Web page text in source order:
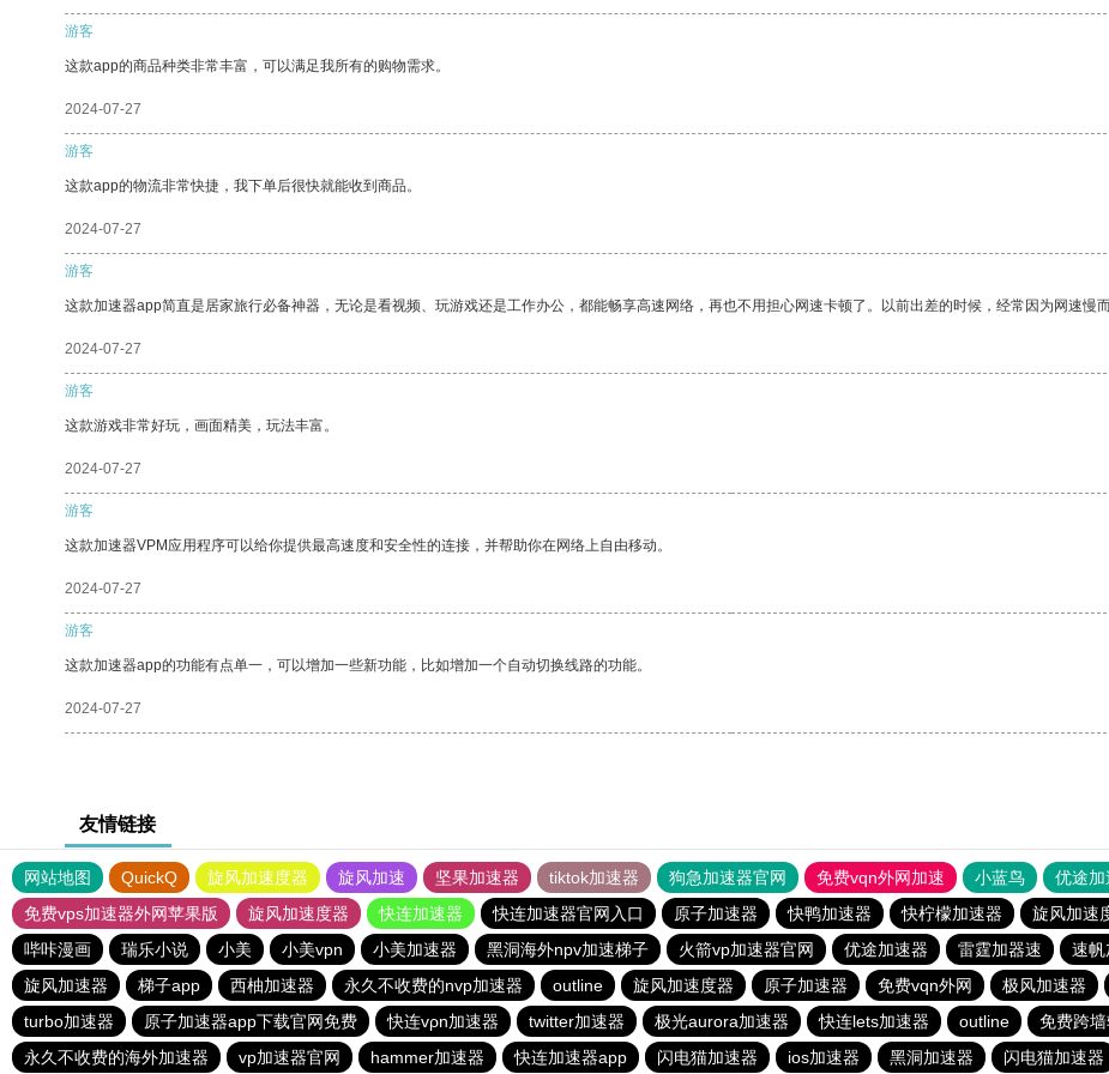
游客
这款app的商品种类非常丰富，可以满足我所有的购物需求。
2024-07-27
游客
这款app的物流非常快捷，我下单后很快就能收到商品。
2024-07-27
游客
这款加速器app简直是居家旅行必备神器，无论是看视频、玩游戏还是工作办公，都能畅享高速网络，再也不用担心网速卡顿了。以前出差的时候，经常因为网速慢
2024-07-27
游客
这款游戏非常好玩，画面精美，玩法丰富。
2024-07-27
游客
这款加速器VPM应用程序可以给你提供最高速度和安全性的连接，并帮助你在网络上自由移动。
2024-07-27
游客
这款加速器app的功能有点单一，可以增加一些新功能，比如增加一个自动切换线路的功能。
2024-07-27
友情链接
网站地图 QuickQ 旋风加速度器 旋风加速 坚果加速器 tiktok加速器 狗急加速器官网 免费vqn外网加速 小蓝鸟 优途加
免费vps加速器外网苹果版
旋风加速度器 快连加速器 快连加速器官网入口 原子加速器 快鸭加速器 快柠檬加速器 旋风加速
哔咔漫画
瑞乐小说 小美 小美vpn 小美加速器 黑洞海外npv加速梯子 火箭vp加速器官网 优途加速器 雷霆加器速 速帆
旋风加速器
梯子app 西柚加速器 永久不收费的nvp加速器 outline 旋风加速度器 原子加速器 免费vqn外网 极风加速器
turbo加速器
原子加速器app下载官网免费 快连vρn加速器 twitter加速器 极光aurora加速器 快连lets加速器 outline 免费跨
永久不收费的海外加速器
vp加速器官网 hammer加速器 快连加速器app 闪电猫加速器 ios加速器 黑洞加速器 闪电猫加速器